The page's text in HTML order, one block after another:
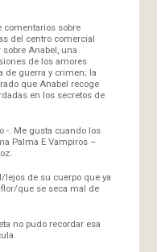
comentarios sobre
del centro comercial
Anabel, una
de los amores
de guerra y crimen; la
que Anabel recoge
en los secretos de
-. Me gusta cuando los
Palma E Vampiros –
de su cuerpo que ya
que se seca mal de
no pudo recordar esa